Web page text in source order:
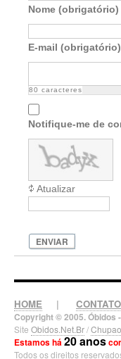
Nome (obrigatório)
E-mail (obrigatório)
80 caracteres
Notifique-me de
Atualizar
ENVIAR
HOME |
Copyright © 2005. Óbidos
Site Obidos.Net.Br/
Estamos há20 anos
Todos os direitos